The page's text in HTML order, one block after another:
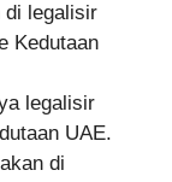
di legalisir
Kedutaan
legalisir
UAE.
di